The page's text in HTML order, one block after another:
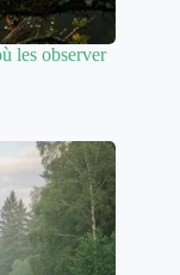
les observer